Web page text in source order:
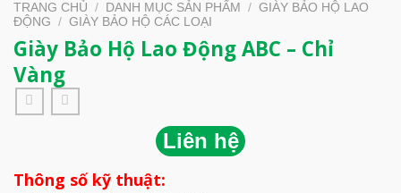
TRANG CHỦ / DANH MỤC SẢN PHẨM / GIÀY BẢO HỘ LAO
ĐỘNG
/ GIÀY BẢO HỘ CÁC LOẠI
Giày Bảo Hộ Lao Động ABC – Chỉ
Vàng
Liên hệ
Thông số kỹ thuật: